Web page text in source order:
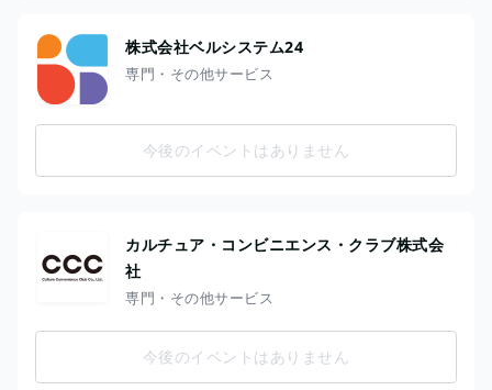
株式会社ベルシステム24
専門・その他サービス
今後のイベントはありません
カルチュア・コンビニエンス・クラブ株式会
社
専門・その他サービス
今後のイベントはありません